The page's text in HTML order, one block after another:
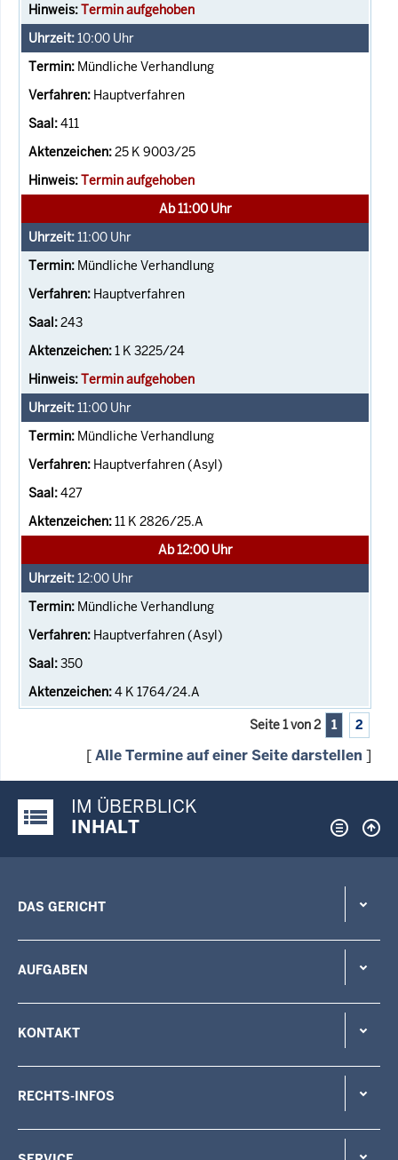
Termin aufgehoben
10:00 Uhr
Mündliche Verhandlung
Hauptverfahren
411
25 K 9003/25
Termin aufgehoben
Ab 11:00 Uhr
11:00 Uhr
Mündliche Verhandlung
Hauptverfahren
243
1 K 3225/24
Termin aufgehoben
11:00 Uhr
Mündliche Verhandlung
Hauptverfahren (Asyl)
427
11 K 2826/25.A
Ab 12:00 Uhr
12:00 Uhr
Mündliche Verhandlung
Hauptverfahren (Asyl)
350
4 K 1764/24.A
Seite 1 von 2 1 2
[Alle Termine auf einer Seite darstellen ]
Justiz-Portal im Überblick:
IM ÜBERBLICK
INHALT
DAS GERICHT
AUFGABEN
KONTAKT
RECHTS-INFOS